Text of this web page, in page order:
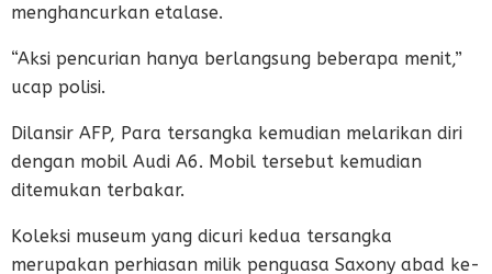
menghancurkan etalase.
“Aksi pencurian hanya berlangsung beberapa menit,”
ucap polisi.
Dilansir AFP, Para tersangka kemudian melarikan diri
dengan mobil Audi A6. Mobil tersebut kemudian
ditemukan terbakar.
Koleksi museum yang dicuri kedua tersangka
merupakan perhiasan milik penguasa Saxony abad ke-